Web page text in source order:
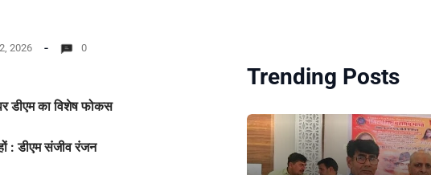
2026 0
डीएम का विशेष फोकस
: डीएम संजीव रंजन
Trending Posts